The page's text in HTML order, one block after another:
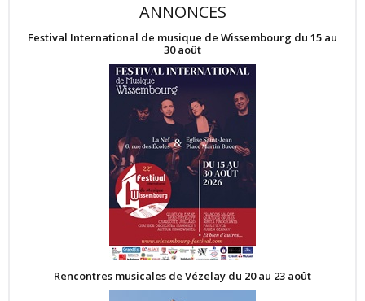
ANNONCES
Festival International de musique de Wissembourg du 15 au
30 août
Rencontres musicales de Vézelay du 20 au 23 août